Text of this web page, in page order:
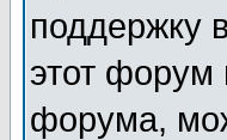
поддержку
этот форум
форума,